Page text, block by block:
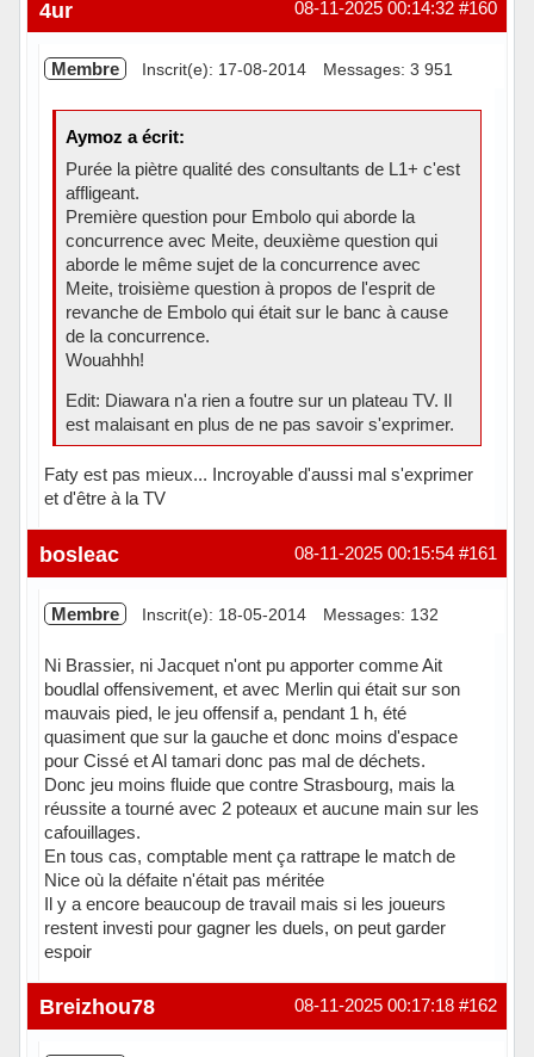
#160
08-11-2025 00:14:32
4ur
Membre Inscrit(e): 17-08-2014 Messages: 3 951
Aymoz a écrit:
Purée la piètre qualité des consultants de L1+ c'est
affligeant.
Première question pour Embolo qui aborde la
concurrence avec Meite, deuxième question qui
aborde le même sujet de la concurrence avec
Meite, troisième question à propos de l'esprit de
revanche de Embolo qui était sur le banc à cause
de la concurrence.
Wouahhh!
Edit: Diawara n'a rien a foutre sur un plateau TV. Il
est malaisant en plus de ne pas savoir s'exprimer.
Faty est pas mieux... Incroyable d'aussi mal s'exprimer
et d'être à la TV
Hors ligne #161
08-11-2025 00:15:54
bosleac
Membre Inscrit(e): 18-05-2014 Messages: 132
Ni Brassier, ni Jacquet n'ont pu apporter comme Ait
boudlal offensivement, et avec Merlin qui était sur son
mauvais pied, le jeu offensif a, pendant 1 h, été
quasiment que sur la gauche et donc moins d'espace
pour Cissé et Al tamari donc pas mal de déchets.
Donc jeu moins fluide que contre Strasbourg, mais la
réussite a tourné avec 2 poteaux et aucune main sur les
cafouillages.
En tous cas, comptable ment ça rattrape le match de
Nice où la défaite n'était pas méritée
Il y a encore beaucoup de travail mais si les joueurs
restent investi pour gagner les duels, on peut garder
espoir
Hors ligne #162
08-11-2025 00:17:18
Breizhou78